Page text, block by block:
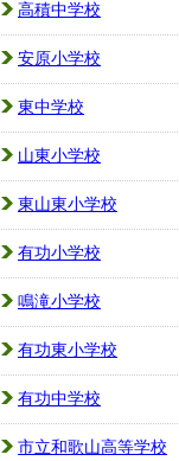
高積中学校
安原小学校
東中学校
山東小学校
東山東小学校
有功小学校
鳴滝小学校
有功東小学校
有功中学校
市立和歌山高等学校